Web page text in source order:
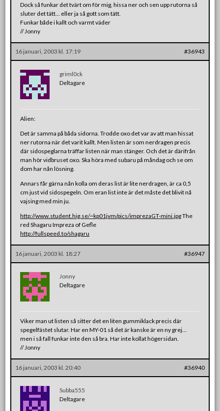
Dock så funkar det tvärt om för mig, hissa ner och sen upp rutorna så
sluter det tätt… eller ja så gott som tätt.
Funkar både i kallt och varmt väder
// Jonny
16 januari, 2003 kl. 17:19 #36943
griml0ck
Deltagare
Alien:
Det är samma på båda sidorna. Trodde oxo det var av att man hissat
ner rutorna när det varit kallt. Men listen är som nerdragen precis
där sidospeglarna träffar listen när man stänger. Och det är därifrån
man hör vidbruset oxo. Ska höra med subaru på måndag och se om
dom har nån lösning.
Annars får gärna nån kolla om deras list är lite nerdragen, är ca 0,5
cm just vid sidospegeln. Om eran list inte är det måste det blivit nå
vajsing med min ju.
http://www.student.hig.se/~kp01jvm/pics/imprezaGT-mini.jpgThe
red Shagaru Impreza of Gefle
http://fullspeed.to/shagaru
16 januari, 2003 kl. 18:27 #36947
Jonny
Deltagare
Viker man ut listen så sitter det en liten gummiklack precis där
spegelfästet slutar. Har en MY-01 så det är kanske är en ny grej…
men i så fall funkar inte den så bra. Har inte kollat högersidan.
// Jonny
16 januari, 2003 kl. 20:40 #36940
Subba555
Deltagare